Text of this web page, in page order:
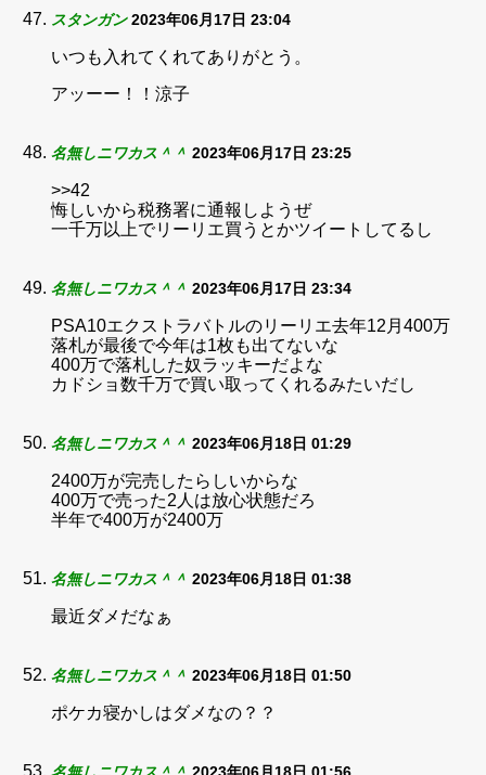
スタンガン 2023年06月17日 23:04
いつも入れてくれてありがとう。
アッーー！！涼子
名無しニワカス＾＾ 2023年06月17日 23:25
>>42
悔しいから税務署に通報しようぜ
一千万以上でリーリエ買うとかツイートしてるし
名無しニワカス＾＾ 2023年06月17日 23:34
PSA10エクストラバトルのリーリエ去年12月400万
落札が最後で今年は1枚も出てないな
400万で落札した奴ラッキーだよな
カドショ数千万で買い取ってくれるみたいだし
名無しニワカス＾＾ 2023年06月18日 01:29
2400万が完売したらしいからな
400万で売った2人は放心状態だろ
半年で400万が2400万
名無しニワカス＾＾ 2023年06月18日 01:38
最近ダメだなぁ
名無しニワカス＾＾ 2023年06月18日 01:50
ポケカ寝かしはダメなの？？